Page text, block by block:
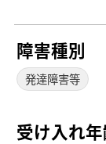
障害種別
発達障害等
受け入れ